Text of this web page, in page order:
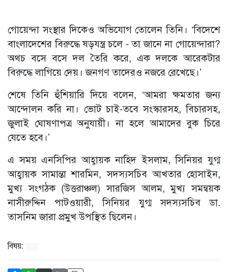
গোয়েন্দা সংস্থার দিকেও অভিযোগ তোলেন তিনি। ‘বিদেশে
বাংলাদেশের বিরুদ্ধে ষড়যন্ত্র চলে - তা জানে না গোয়েন্দারা?
অথচ বসে বসে দল তৈরি করে, এক দলকে আরেকটার
বিরুদ্ধে লাগিয়ে দেয়। জনগণ তাদেরও নজরে রেখেছে।’
শেষে তিনি হুঁশিয়ারি দিয়ে বলেন, ‘আমরা ক্ষমতার জন্য
আন্দোলন করি না। ভোট চাই-তবে সংস্কারসহ, বিচারসহ,
জুলাই ঘোষণাপত্র অনুযায়ী। না হলে আমাদের বুক চিরে
যেতে হবে।’
এ সময় এনসিপির আহ্বায়ক নাহিদ ইসলাম, সিনিয়র যুগ্ম
আহ্বায়ক সামান্তা শারমিন, সদস্যসচিব আখতার হোসাইন,
মুখ্য সংগঠক (উত্তরাঞ্চল) সারজিস আলম, মুখ্য সমন্বয়ক
নাসীরুদ্দিন পাটওয়ারী, সিনিয়র যুগ্ম সদস্যসচিব ডা.
তাসনিম জারা প্রমুখ উপস্থিত ছিলেন।
বিষয়: